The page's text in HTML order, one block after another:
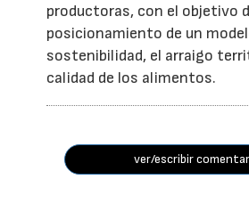
productoras, con el objetivo
posicionamiento de un
sostenibilidad, el arraigo
calidad de los alimentos.
ver/escribir